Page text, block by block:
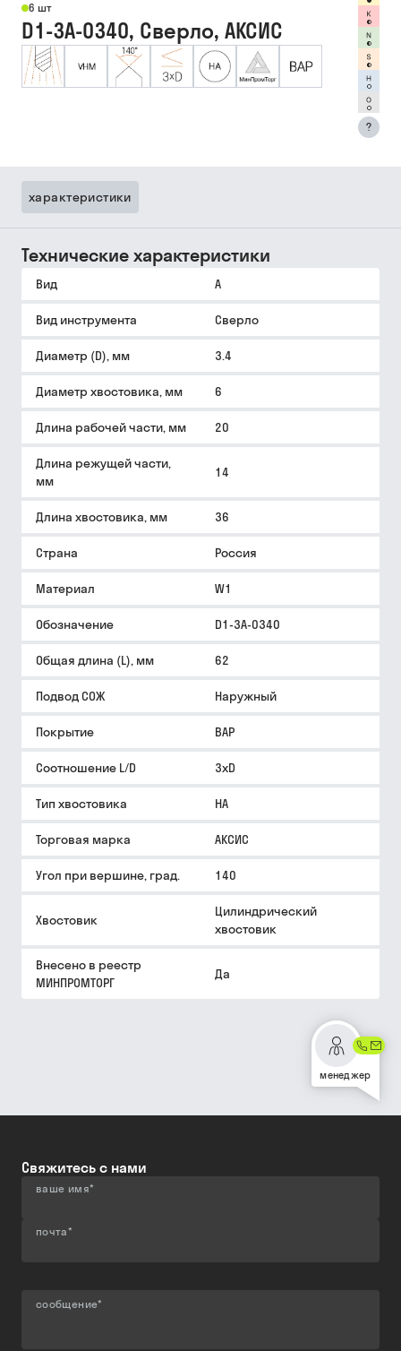
6 шт
D1-3A-0340, Сверло, АКСИС
?
характеристики
Технические характеристики
Вид A
Вид инструмента Сверло
Диаметр (D), мм 3.4
Диаметр хвостовика, мм 6
Длина рабочей части, мм 20
Длина режущей части,
мм
14
Длина хвостовика, мм 36
Страна Россия
Материал W1
Обозначение D1-3A-0340
Общая длина (L), мм 62
Подвод СОЖ Наружный
Покрытие BAP
Соотношение L/D 3xD
Тип хвостовика HA
Торговая марка АКСИС
Угол при вершине, град. 140
Хвостовик
Цилиндрический
хвостовик
Внесено в реестр
МИНПРОМТОРГ
Да
менеджер
Свяжитесь с нами
ваше имя*
почта*
сообщение*